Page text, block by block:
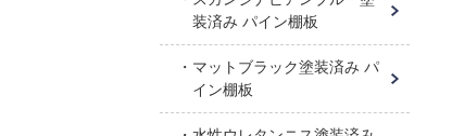
装済み パイン棚板
マットブラック塗装済み パ
イン棚板